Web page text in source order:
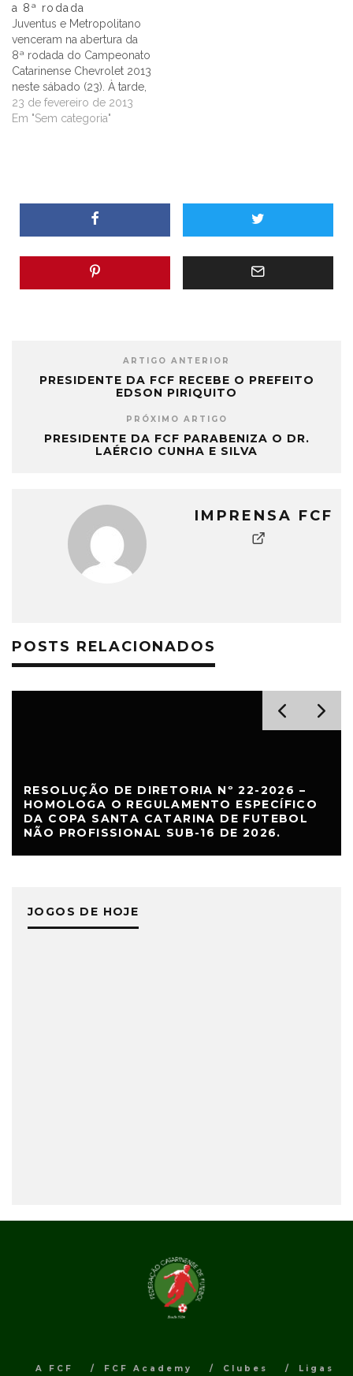
a 8ª rodada
Juventus e Metropolitano
venceram na abertura da
8ª rodada do Campeonato
Catarinense Chevrolet 2013
neste sábado (23). À tarde,
jogando em Jaraguá do
Sul, no Estádio João
23 de fevereiro de 2013
Em "Sem categoria"
ARTIGO ANTERIOR
PRESIDENTE DA FCF RECEBE O PREFEITO
EDSON PIRIQUITO
PRÓXIMO ARTIGO
PRESIDENTE DA FCF PARABENIZA O DR.
LAÉRCIO CUNHA E SILVA
IMPRENSA FCF
POSTS RELACIONADOS
RESOLUÇÃO DE DIRETORIA Nº 22-2026 –
HOMOLOGA O REGULAMENTO ESPECÍFICO
DA COPA SANTA CATARINA DE FUTEBOL
NÃO PROFISSIONAL SUB-16 DE 2026.
JOGOS DE HOJE
A FCF FCF Academy Clubes Ligas